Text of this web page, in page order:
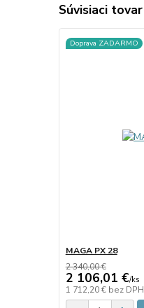
Súvisiaci tovar
Doprava ZADARMO
MAGA PX 28
2 340,00 €
2 106,01 €/ks
1 712,20 € bez DPH